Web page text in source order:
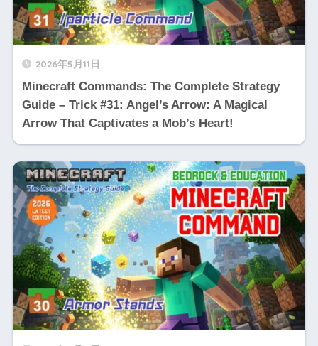
2026年5月11日
Minecraft Commands: The Complete Strategy
Guide – Trick #31: Angel’s Arrow: A Magical
Arrow That Captivates a Mob’s Heart!